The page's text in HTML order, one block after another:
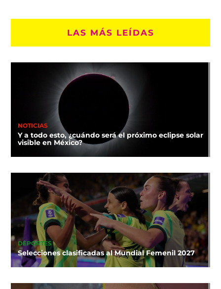
LAS MÁS LEÍDAS
NOTICIAS
Y a todo esto, ¿cuándo será el próximo eclipse solar
visible en México?
DEPORTES
Selecciones clasificadas al Mundial Femenil 2027